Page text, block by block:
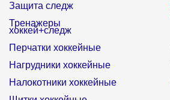
Защита следж
Тренажеры
хоккей+следж
Перчатки хоккейные
Нагрудники хоккейные
Налокотники хоккейные